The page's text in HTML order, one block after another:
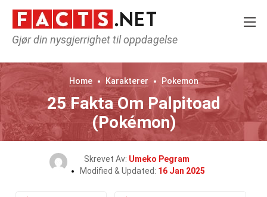
Gjør din nysgjerrighet til oppdagelse
Home Karakterer Pokemon
25 Fakta Om Palpitoad
(Pokémon)
Skrevet Av: Umeko Pegram
Modified & Updated: 16 Jan 2025